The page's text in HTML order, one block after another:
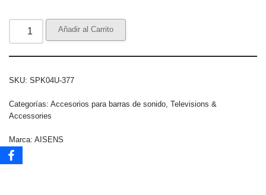
Añadir al Carrito
SKU: SPK04U-377
Categorías: Accesorios para barras de sonido, Televisions &
Accessories
Marca: AISENS